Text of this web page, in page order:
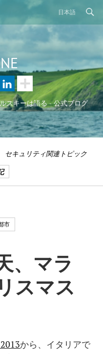
日本語
スキーは語る - 公式ブログ
セキュリティ関連トピック
市
、マラ
スマス
から、イタリアで